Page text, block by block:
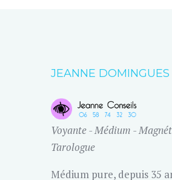
JEANNE DOMINGUES
Voyante - Médium -
Tarologue
Médium pure, depuis 35